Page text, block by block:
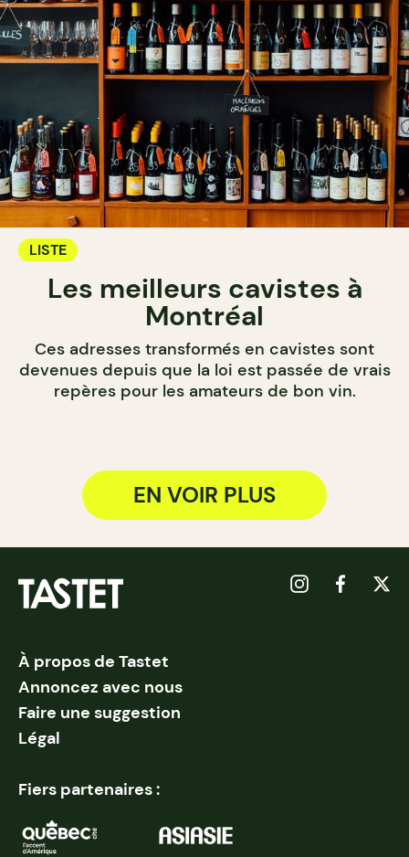
LISTE
Les meilleurs cavistes à
Montréal
Ces adresses transformés en cavistes sont
devenues depuis que la loi est passée de vrais
repères pour les amateurs de bon vin.
EN VOIR PLUS
À propos de Tastet
Annoncez avec nous
Faire une suggestion
Légal
Fiers partenaires :